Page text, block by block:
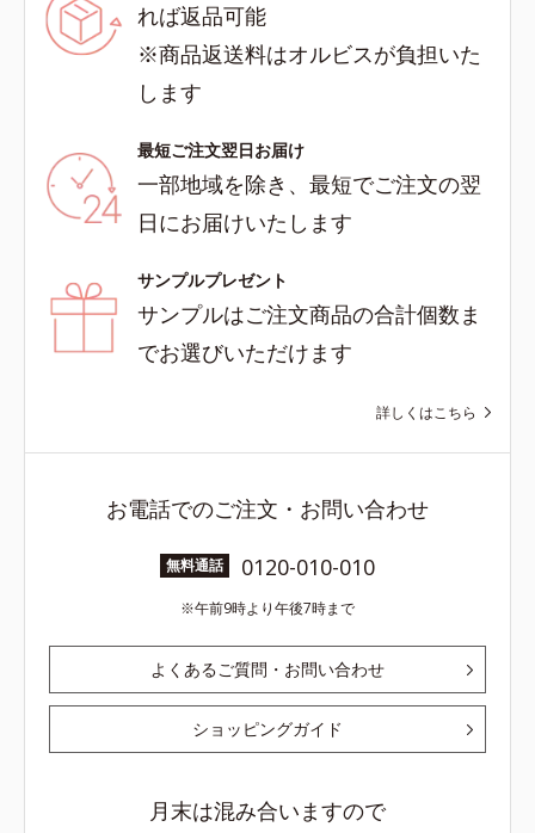
れば返品可能
※商品返送料はオルビスが負担いた
します
最短ご注文翌日お届け
一部地域を除き、最短でご注文の翌
日にお届けいたします
サンプルプレゼント
サンプルはご注文商品の合計個数ま
でお選びいただけます
詳しくはこちら
お電話でのご注文・お問い合わせ
無料通話 0120-010-010
午前9時より午後7時まで
よくあるご質問・お問い合わせ
ショッピングガイド
月末は混み合いますので